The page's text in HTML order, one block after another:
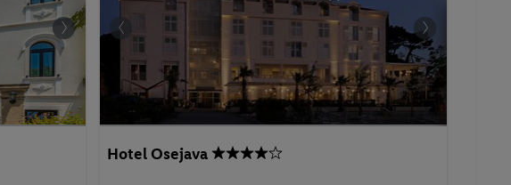
Hotel Osejava